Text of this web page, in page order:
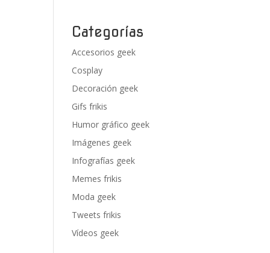
Categorías
Accesorios geek
Cosplay
Decoración geek
Gifs frikis
Humor gráfico geek
Imágenes geek
Infografías geek
Memes frikis
Moda geek
Tweets frikis
Vídeos geek